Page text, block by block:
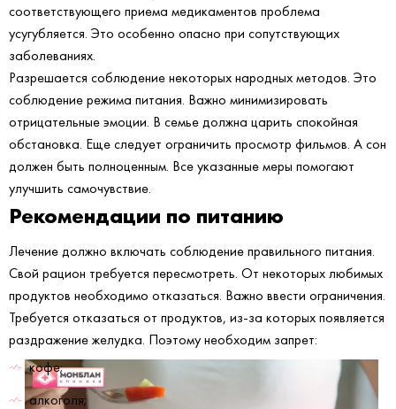
соответствующего приема медикаментов проблема
усугубляется. Это особенно опасно при сопутствующих
заболеваниях.
Разрешается соблюдение некоторых народных методов. Это
соблюдение режима питания. Важно минимизировать
отрицательные эмоции. В семье должна царить спокойная
обстановка. Еще следует ограничить просмотр фильмов. А сон
должен быть полноценным. Все указанные меры помогают
улучшить самочувствие.
Рекомендации по питанию
Лечение должно включать соблюдение правильного питания.
Свой рацион требуется пересмотреть. От некоторых любимых
продуктов необходимо отказаться. Важно ввести ограничения.
Требуется отказаться от продуктов, из-за которых появляется
раздражение желудка. Поэтому необходим запрет:
кофе;
алкоголя;